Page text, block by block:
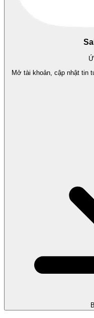
Mở tài khoản, cập nhật tin